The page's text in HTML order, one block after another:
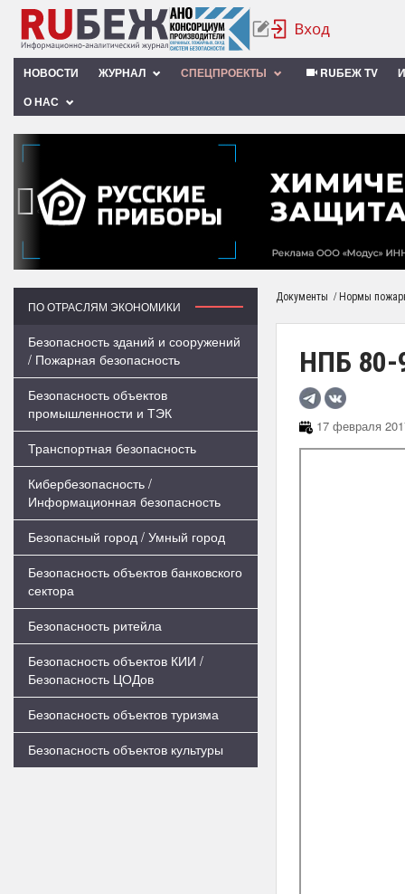
НОВОСТИ ЖУРНАЛ СПЕЦПРОЕКТЫ RUБЕЖ TV
О НАС
‹
ПО ОТРАСЛЯМ ЭКОНОМИКИ
Безопасность зданий и сооружений
/ Пожарная безопасность
Безопасность объектов
промышленности и ТЭК
Транспортная безопасность
Кибербезопасность /
Информационная безопасность
Безопасный город / Умный город
Безопасность объектов банковского
сектора
Безопасность ритейла
Безопасность объектов КИИ /
Безопасность ЦОДов
Безопасность объектов туризма
Безопасность объектов культуры
Документы / Нормы
НПБ 80-
17 февраля